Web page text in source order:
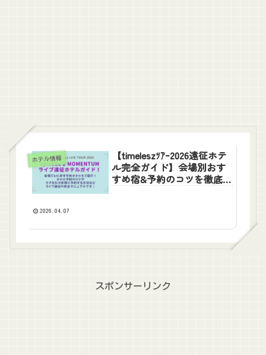
ホテル情報
【timeleszﾂｱｰ2026遠征ホテ
ル完全ガイド】会場別おす
すめ宿&予約のコツを徹底解
2026.04.07
スポンサーリンク